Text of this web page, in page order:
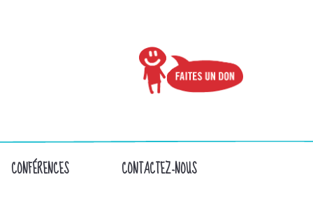
CONFÉRENCES CONTACTEZ-NOUS